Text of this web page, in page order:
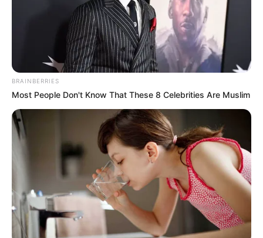
Alerta Tolima
Los sujetos fueron sorprendidos por la Policía minutos
después de cometer un atraco con arma blanca cerca de
la Terminal de Transporte. Ambos tenían antecedentes
por hurto.
Por:Edelberto Buendía Sánchez
Julio 18, 2025
COMPARTIR
UNIRSE AL CANAL DE WHATSAPP
BRAINBERRIES
Most People Don't Know That These 8 Celebrities Are Muslim